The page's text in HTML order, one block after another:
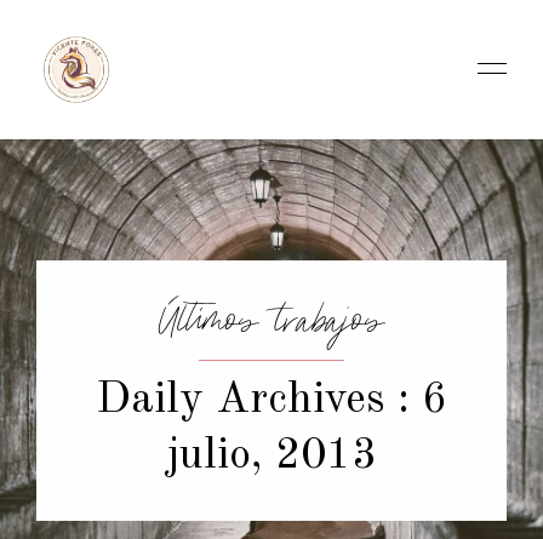
Últimos trabajos
Daily Archives : 6
julio, 2013